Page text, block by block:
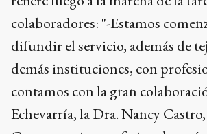
colaboradores: "-Estamos
difundir el servicio, además de
demás instituciones, con
contamos con la gran
Echevarría, la Dra. Nancy